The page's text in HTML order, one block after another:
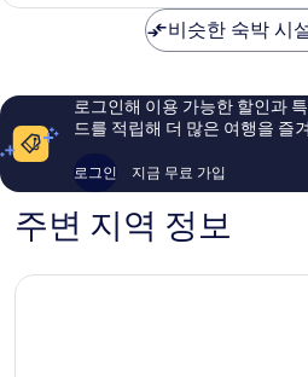
아
후
기
46
개
비슷한 숙박 시
로그인해 이용 가능한 할인과
드를 적립해 더 많은 여행을 즐
로그인 지금 무료 가입
주변 지역 정보